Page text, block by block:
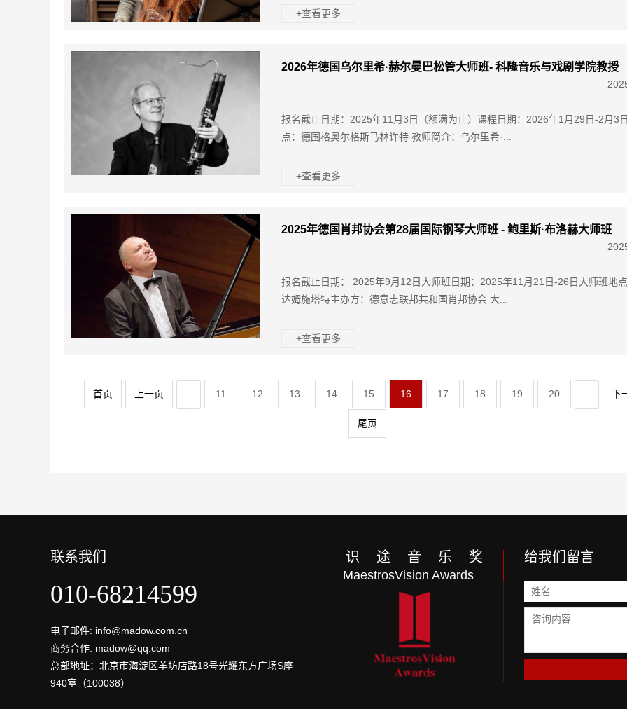
+查看更多
2026年德国乌尔里希·赫尔曼巴松管大师班- 科隆音乐与戏剧学院教授
报名截止日期：2025年11月3日（额满为止）课程日期：2026年1月29日-2月3
点：德国格奥尔格斯马林许特 教师简介：乌尔里希·...
+查看更多
2025年德国肖邦协会第28届国际钢琴大师班 - 鲍里斯·布洛赫大师班
报名截止日期： 2025年9月12日大师班日期：2025年11月21日-26日大师班地
达姆施塔特主办方：德意志联邦共和国肖邦协会 大...
+查看更多
首页 上一页 ... 11 12 13 14 15 16 17 18 19 20 ... 下
尾页
联系我们
010-68214599
电子邮件: info@madow.com.cn
商务合作: madow@qq.com
总部地址：北京市海淀区羊坊店路18号光耀东方广场S座
940室（100038）
识 途 音 乐 奖
MaestrosVision Awards
给我们留言